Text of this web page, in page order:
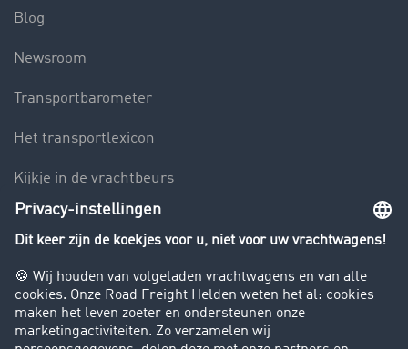
Blog
Newsroom
Transportbarometer
Het transportlexicon
Kijkje in de vrachtbeurs
Rijverbod voor vrachtwagens
Bedrijf
Success Stories